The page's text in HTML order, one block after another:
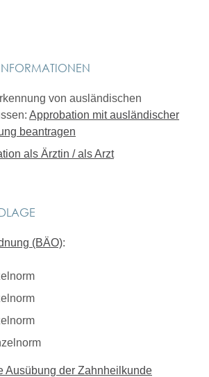
von ausländischen
Approbation mit ausländischer
beantragen
als Ärztin / als Arzt
(BÄO):
Ausübung der Zahnheilkunde